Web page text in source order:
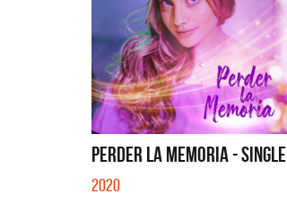
PERDER LA MEMORIA - SINGLE
2020